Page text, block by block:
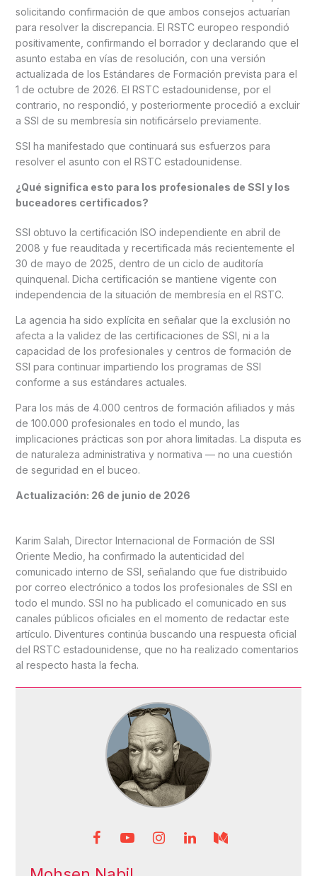
solicitando confirmación de que ambos consejos actuarían
para resolver la discrepancia. El RSTC europeo respondió
positivamente, confirmando el borrador y declarando que el
asunto estaba en vías de resolución, con una versión
actualizada de los Estándares de Formación prevista para el
1 de octubre de 2026. El RSTC estadounidense, por el
contrario, no respondió, y posteriormente procedió a excluir
a SSI de su membresía sin notificárselo previamente.
SSI ha manifestado que continuará sus esfuerzos para
resolver el asunto con el RSTC estadounidense.
¿Qué significa esto para los profesionales de SSI y los
buceadores certificados?
SSI obtuvo la certificación ISO independiente en abril de
2008 y fue reauditada y recertificada más recientemente el
30 de mayo de 2025, dentro de un ciclo de auditoría
quinquenal. Dicha certificación se mantiene vigente con
independencia de la situación de membresía en el RSTC.
La agencia ha sido explícita en señalar que la exclusión no
afecta a la validez de las certificaciones de SSI, ni a la
capacidad de los profesionales y centros de formación de
SSI para continuar impartiendo los programas de SSI
conforme a sus estándares actuales.
Para los más de 4.000 centros de formación afiliados y más
de 100.000 profesionales en todo el mundo, las
implicaciones prácticas son por ahora limitadas. La disputa es
de naturaleza administrativa y normativa — no una cuestión
de seguridad en el buceo.
Actualización: 26 de junio de 2026
Karim Salah, Director Internacional de Formación de SSI
Oriente Medio, ha confirmado la autenticidad del
comunicado interno de SSI, señalando que fue distribuido
por correo electrónico a todos los profesionales de SSI en
todo el mundo. SSI no ha publicado el comunicado en sus
canales públicos oficiales en el momento de redactar este
artículo. Diventures continúa buscando una respuesta oficial
del RSTC estadounidense, que no ha realizado comentarios
al respecto hasta la fecha.